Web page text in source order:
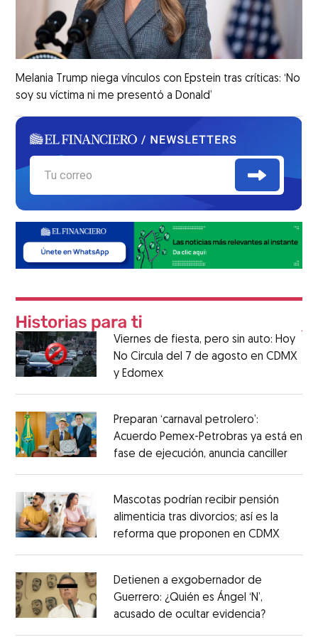
Melania Trump niega vínculos con Epstein tras críticas: ‘No
soy su víctima ni me presentó a Donald’
Viernes de fiesta, pero sin auto: Hoy
No Circula del 7 de agosto en CDMX
y Edomex
Preparan ‘carnaval petrolero’:
Acuerdo Pemex-Petrobras ya está en
fase de ejecución, anuncia canciller
Mascotas podrían recibir pensión
alimenticia tras divorcios; así es la
reforma que proponen en CDMX
Detienen a exgobernador de
Guerrero: ¿Quién es Ángel ‘N’,
acusado de ocultar evidencia?